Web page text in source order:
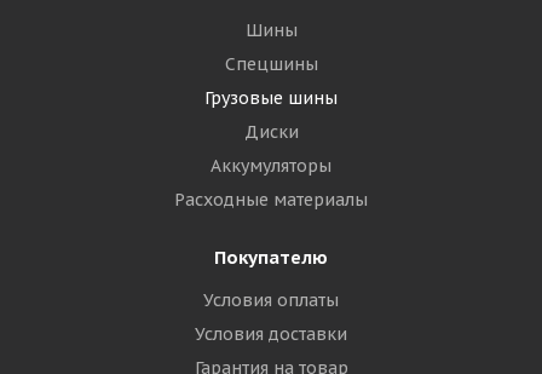
Fortune FDR606 315/80 R22.5 156/150L Ведущая
Шины
Спецшины
Грузовые шины
Диски
Аккумуляторы
Расходные материалы
Покупателю
Условия оплаты
Условия доставки
Гарантия на товар